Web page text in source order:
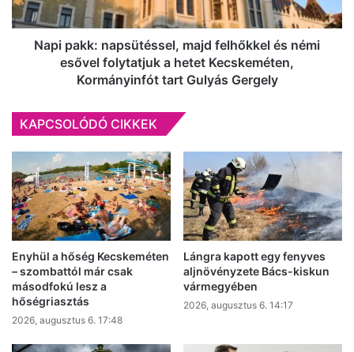
esővel
folytatjuk
Kecskeméten,
Gulyás
Napi pakk: napsütéssel, majd felhőkkel és némi
esővel folytatjuk a hetet Kecskeméten,
Kormányinfót tart Gulyás Gergely
KAPCSOLÓDÓ CIKKEK
Enyhül a hőség Kecskeméten
– szombattól már csak
másodfokú lesz a
hőségriasztás
2026, augusztus 6. 17:48
Lángra kapott egy fenyves
aljnövényzete Bács-kiskun
vármegyében
2026, augusztus 6. 14:17